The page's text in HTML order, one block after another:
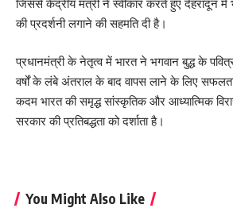
जिससे केंद्रीय मंत्री ने स्वीकार करते हुए देहरादून में
की प्रदर्शनी लगाने की सहमति दी है।
प्रधानमंत्री के नेतृत्व में भारत ने भगवान बुद्ध के
वर्षों के लंबे अंतराल के बाद वापस लाने के लिए
कदम भारत की समृद्ध सांस्कृतिक और आध्यात्मिक
सरकार की प्रतिबद्धता को दर्शाता है।
You Might Also Like